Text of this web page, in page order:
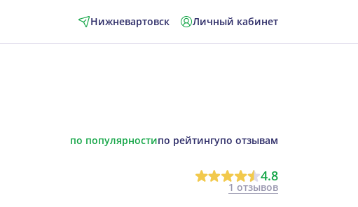
Нижневартовск Личный кабинет
по популярностипо рейтингупо отзывам
4.8
1 отзывов